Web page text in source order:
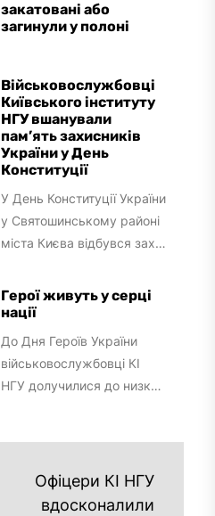
закатовані або
загинули у полоні
Військовослужбовці
Київського інституту
НГУ вшанували
пам’ять захисників
України у День
Конституції
У День Конституції України
у Святошинському районі
міста Києва відбувся захід
військовослужбовців
Інституту. Присутні
Герої живуть у серці
нації
До Дня Героїв України
військовослужбовці КІ
НГУ долучилися до низки
нашої держави.У...
Офіцери КІ НГУ
вдосконалили